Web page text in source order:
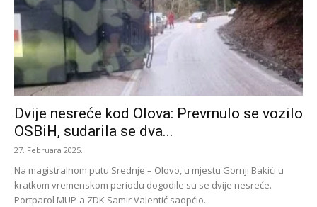
Dvije nesreće kod Olova: Prevrnulo se vozilo
OSBiH, sudarila se dva...
27. Februara 2025.
Na magistralnom putu Srednje – Olovo, u mjestu Gornji Bakići u
kratkom vremenskom periodu dogodile su se dvije nesreće.
Portparol MUP-a ZDK Samir Valentić saopćio...